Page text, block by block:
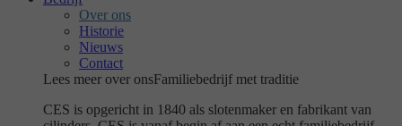
Over ons
Historie
Nieuws
Contact
Lees meer over onsFamiliebedrijf met traditie
CES is opgericht in 1840 als slotenmaker en fabrikant van